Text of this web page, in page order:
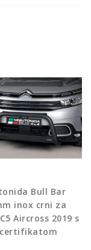
Bull Bar
inox crni za
Aircross 2019 s
certifikatom